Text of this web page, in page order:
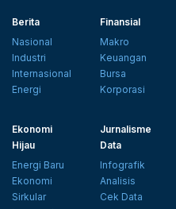
Berita
Nasional
Industri
Internasional
Energi
Finansial
Makro
Keuangan
Bursa
Korporasi
Ekonomi
Hijau
Energi Baru
Ekonomi
Sirkular
Jurnalisme
Data
Infografik
Analisis
Cek Data